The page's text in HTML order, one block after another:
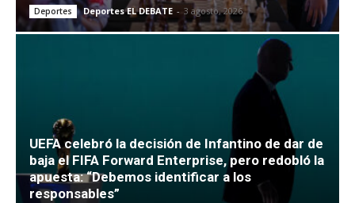
Deportes Deportes EL DEBATE - 3 agosto, 2026
UEFA celebró la decisión de Infantino de dar de
baja el FIFA Forward Enterprise, pero redobló la
apuesta: “Debemos identificar a los
responsables”